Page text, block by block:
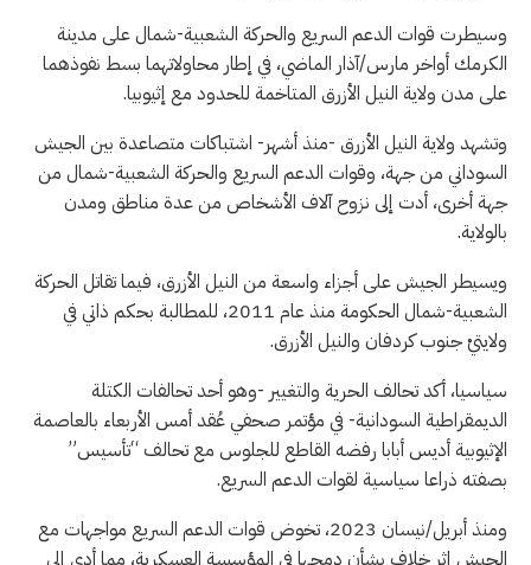
وسيطرت قوات الدعم السريع والحركة الشعبية-شمال على مدينة
الكرمك أواخر مارس/آذار الماضي، في إطار محاولاتهما بسط نفوذهما
على مدن ولاية النيل الأزرق المتاخمة للحدود مع إثيوبيا.
وتشهد ولاية النيل الأزرق -منذ أشهر- اشتباكات متصاعدة بين الجيش
السوداني من جهة، وقوات الدعم السريع والحركة الشعبية-شمال من
جهة أخرى، أدت إلى نزوح آلاف الأشخاص من عدة مناطق ومدن
بالولاية.
ويسيطر الجيش على أجزاء واسعة من النيل الأزرق، فيما تقاتل الحركة
الشعبية-شمال الحكومة منذ عام 2011، للمطالبة بحكم ذاتي في
ولايتيْ جنوب كردفان والنيل الأزرق.
سياسيا، أكد تحالف الحرية والتغيير -وهو أحد تحالفات الكتلة
الديمقراطية السودانية- في مؤتمر صحفي عُقد أمس الأربعاء بالعاصمة
الإثيوبية أديس أبابا رفضه القاطع للجلوس مع تحالف “تأسيس”
بصفته ذراعا سياسية لقوات الدعم السريع.
ومنذ أبريل/نيسان 2023، تخوض قوات الدعم السريع مواجهات مع
الجيش إثر خلاف بشأن دمجها في المؤسسة العسكرية، مما أدى إلى